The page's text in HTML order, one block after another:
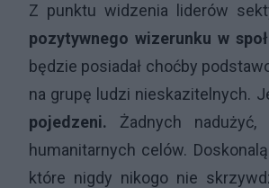
Z punktu widzenia liderów
pozytywnego wizerunku w
będzie posiadał choćby
na grupę ludzi nieskazitelnych.
pojedzeni. Żadnych
humanitarnych celów.
które nigdy nikogo nie